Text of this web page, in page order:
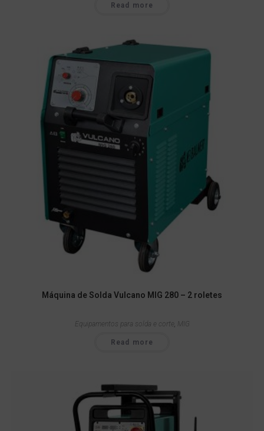
Read more
Máquina de Solda Vulcano MIG 280 – 2 roletes
Equipamentos para solda e corte, MIG
Read more